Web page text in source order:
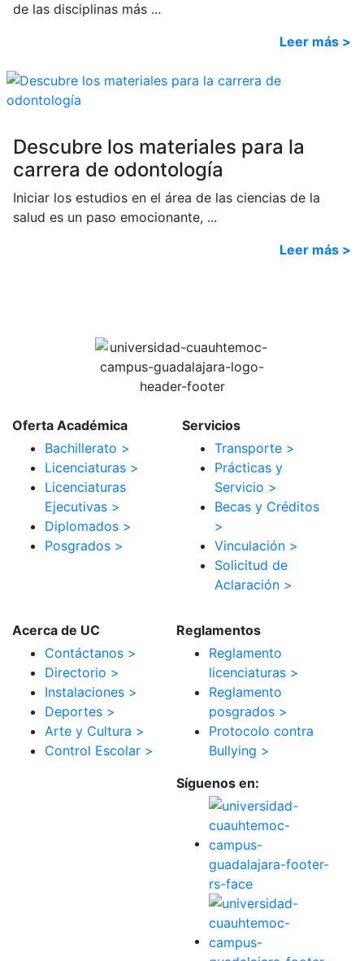
de las disciplinas más ...
Leer más >
Descubre los materiales para la
carrera de odontología
Iniciar los estudios en el área de las ciencias de la
salud es un paso emocionante, ...
Leer más >
Oferta Académica
Bachillerato >
Licenciaturas >
Licenciaturas
Ejecutivas >
Diplomados >
Posgrados >
Acerca de UC
Contáctanos >
Directorio >
Instalaciones >
Deportes >
Arte y Cultura >
Control Escolar >
Servicios
Transporte >
Prácticas y
Servicio >
Becas y Créditos
>
Vinculación >
Solicitud de
Aclaración >
Reglamentos
Reglamento
licenciaturas >
Reglamento
posgrados >
Protocolo contra
Bullying >
Síguenos en: